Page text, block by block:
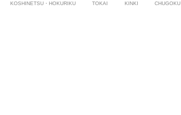
KOSHINETSU・HOKURIKU TOKAI KINKI CHUGOKU